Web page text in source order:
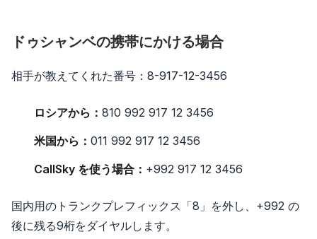
ドゥシャンベの携帯にかける場合
相手が教えてくれた番号：8-917-12-3456
ロシアから： 810 992 917 12 3456
米国から： 011 992 917 12 3456
CallSky を使う場合： +992 917 12 3456
国内用のトランクプレフィックス「8」を外し、+992 の
後に残る9桁をダイヤルします。